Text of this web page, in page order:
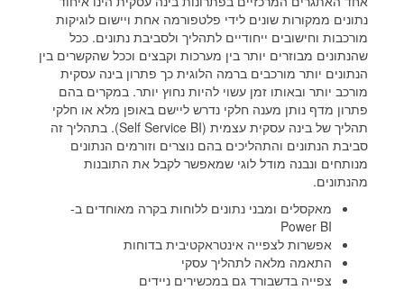
נתונים ממקורות שונים לידי פלטפורמה אחת ויישום לוגיקות
מורכבות וחישובים ייחודיים לתהליך ולסביבת נתונים. ככל
שהנתונים מבוזרים יותר בין מערכות וקבצים וככל שהקשרים בין
הנתונים יותר מורכבים ברמה הלוגית כך פתרון בינה עסקית
מורכב יותר ובאותו זמן עשוי להיות נחוץ יותר. במקרים בהם
פתרון מדף נותן מענה חלקי נדרש ליישם באופן מלא או חלקי
תהליך של בינה עסקית עצמית (Self Service BI). בתהליך זה
סביבת הנתונים והתהליכים בהם נוצרים וזורמים הנתונים
מנותחים ונבנה מודל לוגי שמאפשר לקבל את התובנות
מהנתונים.
מאקסלים ומבני נתונים ללוחות בקרה מאוחדים ב-
Power BI
אפשרות לצפייה אינטראקטיבית בדוחות
התאמה מלאה לתהליך עסקי
צפייה בדשבורד גם במכשירים ניידים